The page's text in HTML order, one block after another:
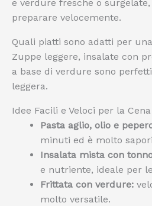
e verdure fresche o
preparare velocemente.
Quali piatti sono adatti per
Zuppe leggere, insalate con
a base di verdure sono
leggera.
Idee Facili e Veloci per la Cena
Pasta aglio, olio e
minuti ed è molto
Insalata mista con
e nutriente, ideale per
Frittata con verdure:
molto versatile.